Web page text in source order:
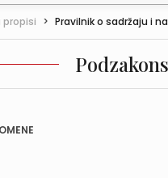
propisi > Pravilnik o sadržaju i